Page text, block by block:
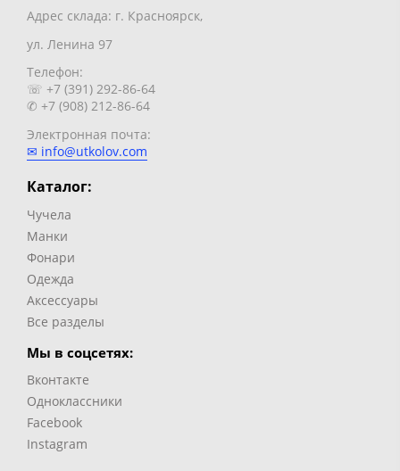
Адрес склада: г. Красноярск,
ул. Ленина 97
Телефон:
☏ +7 (391) 292-86-64
✆ +7 (908) 212-86-64
Электронная почта:
✉ info@utkolov.com
Каталог:
Чучела
Манки
Фонари
Одежда
Аксессуары
Все разделы
Мы в соцсетях:
Вконтакте
Одноклассники
Facebook
Instagram